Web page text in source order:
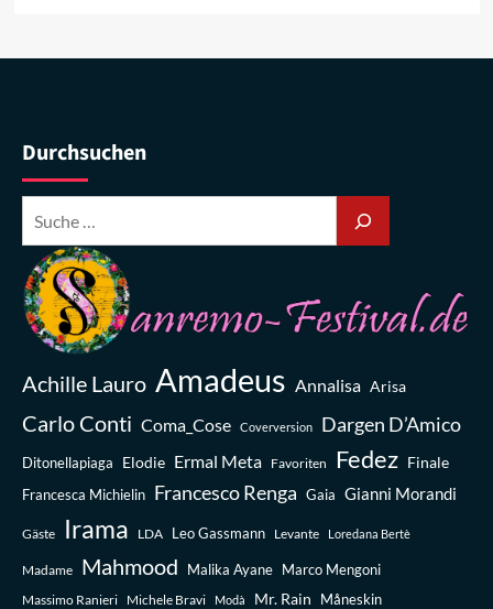
Durchsuchen
Achille Lauro Amadeus Annalisa Arisa
Carlo Conti Coma_Cose Coverversion Dargen D’Amico
Ditonellapiaga Elodie Ermal Meta Favoriten Fedez Finale
Francesca Michielin Francesco Renga Gaia Gianni Morandi
Gäste Irama LDA Leo Gassmann Levante Loredana Bertè
Madame Mahmood Malika Ayane Marco Mengoni
Massimo Ranieri Michele Bravi Modà Mr. Rain Måneskin